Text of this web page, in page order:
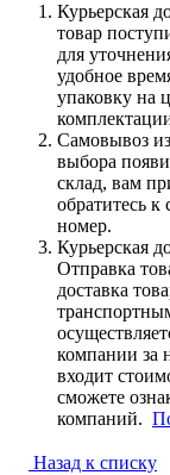
Курьерская
товар
для
удобное
упаковку на
Самовывоз
выбора
склад, вам
обратитесь к
номер.
Курьерская
Отправка
доставка
компании за
входит
сможете
компаний.
Назад к списку